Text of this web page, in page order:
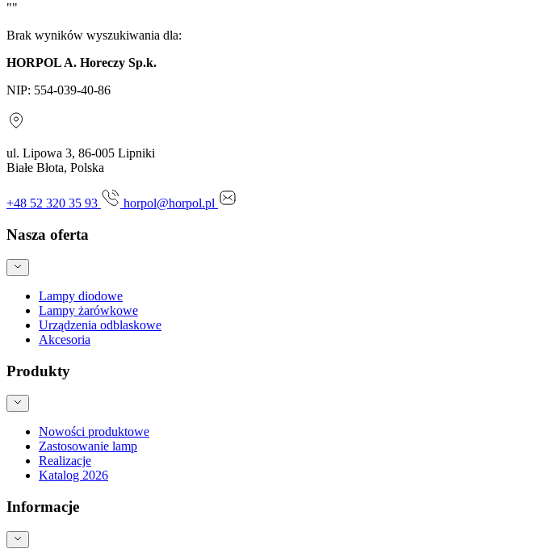
""
Brak wyników wyszukiwania dla:
HORPOL A. Horeczy Sp.k.
NIP: 554-039-40-86
ul. Lipowa 3, 86-005 Lipniki
Białe Błota, Polska
+48 52 320 35 93 horpol@horpol.pl
Nasza oferta
Lampy diodowe
Lampy żarówkowe
Urządzenia odblaskowe
Akcesoria
Produkty
Nowości produktowe
Zastosowanie lamp
Realizacje
Katalog 2026
Informacje